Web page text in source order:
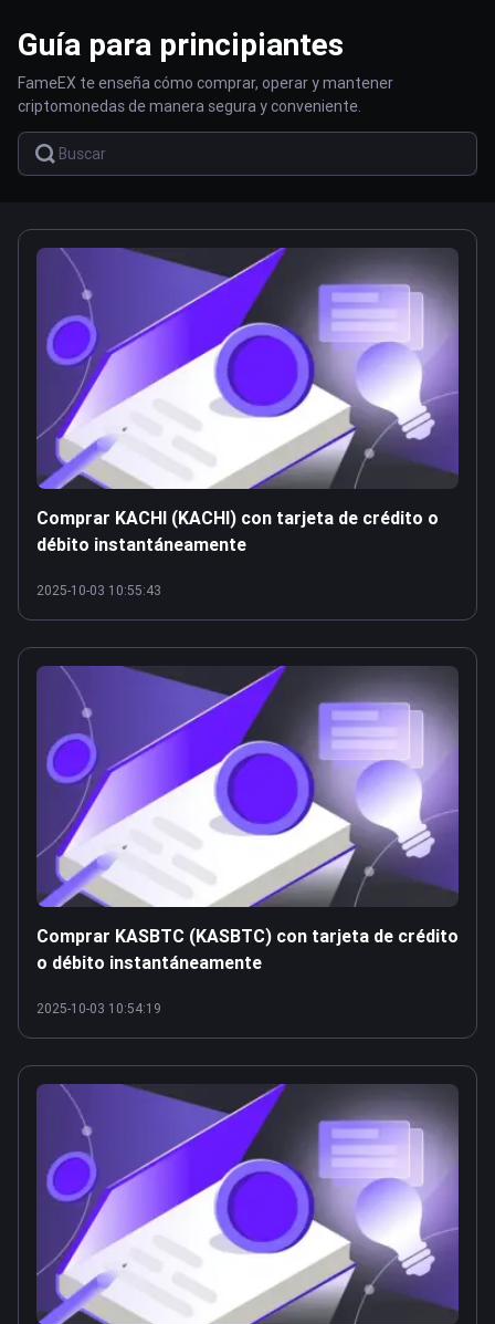
Guía para principiantes
FameEX te enseña cómo comprar, operar y mantener
criptomonedas de manera segura y conveniente.
Comprar KACHI (KACHI) con tarjeta de crédito o
débito instantáneamente
2025-10-03 10:55:43
Comprar KASBTC (KASBTC) con tarjeta de crédito
o débito instantáneamente
2025-10-03 10:54:19